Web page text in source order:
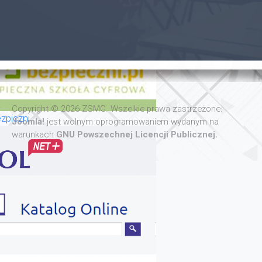
Copyright © 2026 ZSMG. Wszelkie prawa zastrzeżone.
Joomla! jest wolnym oprogramowaniem wydanym na
warunkach GNU Powszechnej Licencji Publicznej.